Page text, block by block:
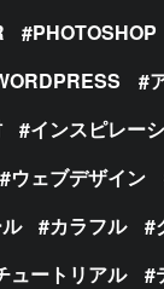
PHOTOSHOP
インスピレー
ウェブデザイン
カラフル
ュートリアル